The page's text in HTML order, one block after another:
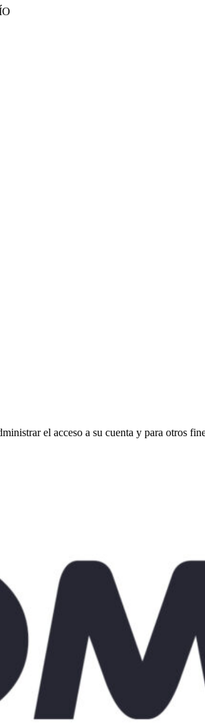
el acceso a su cuenta y para otros